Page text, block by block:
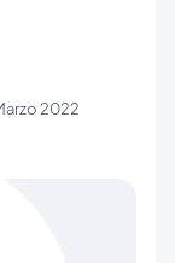
2022